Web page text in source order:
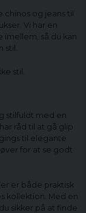
chinos og jeans til
Vi har en
så du kan
stil.
stilfuldt med en
råd til at gå glip
til elegante
for at se godt
er både praktisk
kollektion. Med en
sikker på at finde